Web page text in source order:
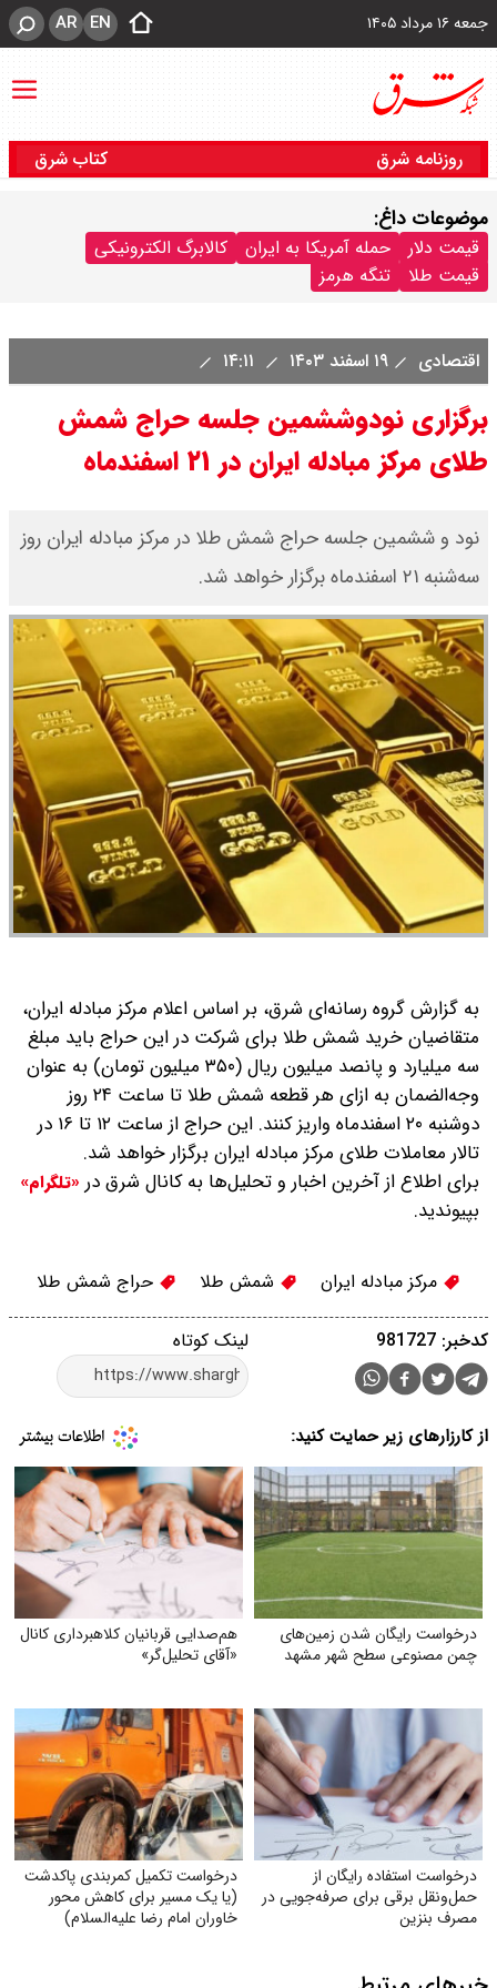
جمعه ۱۶ مرداد ۱۴۰۵ EN
AR
روزنامه شرق کتاب شرق
موضوعات داغ:
قیمت دلار حمله آمریکا به ایران
کالابرگ الکترونیکی
قیمت طلا
تنگه هرمز
اقتصادی ۱۹ اسفند ۱۴۰۳
برگزاری نودوششمین جلسه حراج شمش
طلای مرکز مبادله ایران در ۲۱ اسفندماه
نود و ششمین جلسه حراج شمش طلا در مرکز مبادله ایران روز
سه‌شنبه ۲۱ اسفندماه برگزار خواهد شد.
به گزارش گروه رسانه‌ای شرق، بر اساس اعلام مرکز مبادله ایران،
متقاضیان خرید شمش طلا برای شرکت در این حراج باید مبلغ
سه میلیارد و پانصد میلیون ریال (۳۵۰ میلیون تومان) به عنوان
وجه‌الضمان به ازای هر قطعه شمش طلا تا ساعت ۲۴ روز
دوشنبه ۲۰ اسفندماه واریز کنند.
این حراج از ساعت ۱۲ تا ۱۶ در
تالار معاملات طلای مرکز مبادله ایران برگزار خواهد شد.
برای اطلاع از آخرین اخبار و تحلیل‌ها به کانال شرق در «تلگرام»
بپیوندید.
مرکز مبادله ایران شمش طلا حراج شمش طلا
لینک کوتاه کدخبر: 981727
از کارزارهای زیر حمایت کنید:
درخواست رایگان شدن زمین‌های
چمن مصنوعی سطح شهر مشهد
هم‌صدایی قربانیان کلاهبرداری کانال
«آقای تحلیل‌گر»
درخواست استفاده رایگان از
حمل‌ونقل برقی برای صرفه‌جویی در
مصرف بنزین
درخواست تکمیل کمربندی پاکدشت
(یا یک مسیر برای کاهش محور
خاوران امام رضا علیه‌السلام)